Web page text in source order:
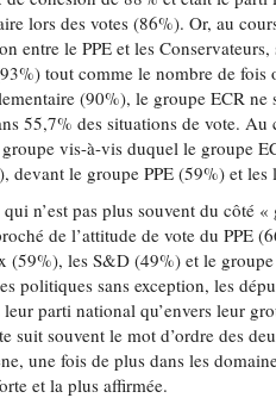
lors des votes (86%). Or, au
entre le PPE et les
tout comme le nombre de fois
(90%), le groupe ECR ne
55,7% des situations de vote. Au
vis-à-vis duquel le groupe
devant le groupe PPE (59%) et
n’est pas plus souvent du côté «
de l’attitude de vote du PPE
(59%), les S&D (49%) et le
politiques sans exception, les
parti national qu’envers leur
suit souvent le mot d’ordre des
une fois de plus dans les
et la plus affirmée.